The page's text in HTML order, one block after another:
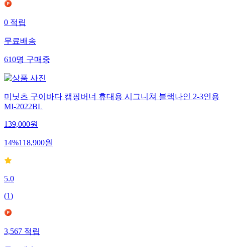
0적립
무료배송
610명구매중
미닛츠 구이바다 캠핑버너 휴대용 시그니쳐 블랙나인 2-3인용
MI-2022BL
139,000원
14%118,900원
5.0
(1)
3,567적립